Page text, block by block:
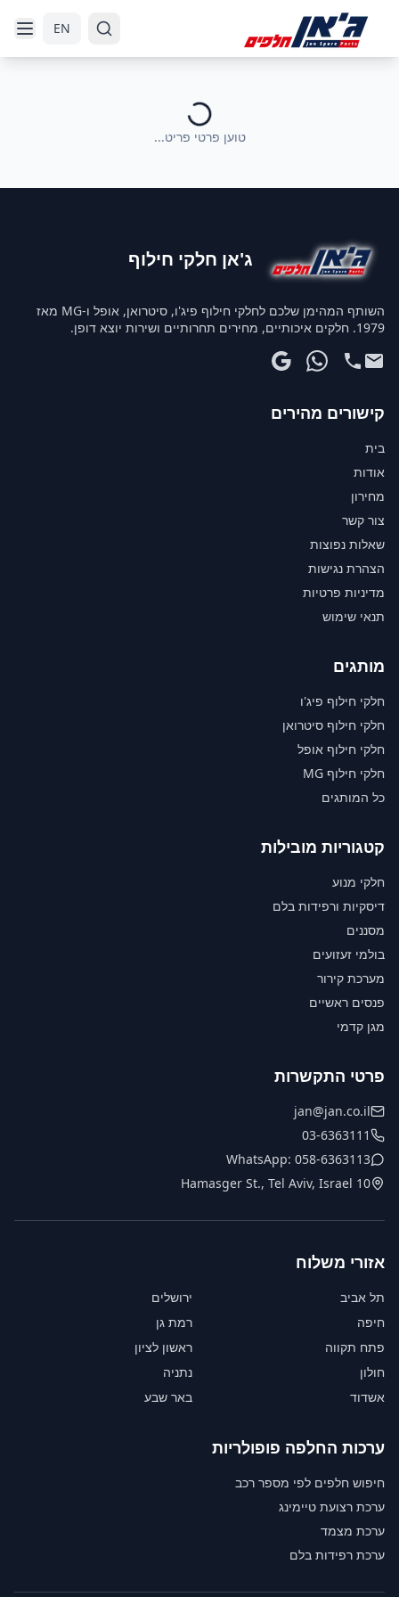
EN
טוען פרטי פריט...
ג'אן חלקי חילוף
השותף המהימן שלכם לחלקי חילוף פיג'ו, סיטרואן, אופל ו-MG מאז
1979. חלקים איכותיים, מחירים תחרותיים ושירות יוצא דופן.
קישורים מהירים
בית
אודות
מחירון
צור קשר
שאלות נפוצות
הצהרת נגישות
מדיניות פרטיות
תנאי שימוש
מותגים
חלקי חילוף פיג'ו
חלקי חילוף סיטרואן
חלקי חילוף אופל
חלקי חילוף MG
כל המותגים
קטגוריות מובילות
חלקי מנוע
דיסקיות ורפידות בלם
מסננים
בולמי זעזועים
מערכת קירור
פנסים ראשיים
מגן קדמי
פרטי התקשרות
jan@jan.co.il
03-6363111
WhatsApp: 058-6363113
10 Hamasger St., Tel Aviv, Israel
אזורי משלוח
תל אביב
ירושלים
חיפה
רמת גן
פתח תקווה
ראשון לציון
חולון
נתניה
אשדוד
באר שבע
ערכות החלפה פופולריות
חיפוש חלפים לפי מספר רכב
ערכת רצועת טיימינג
ערכת מצמד
ערכת רפידות בלם